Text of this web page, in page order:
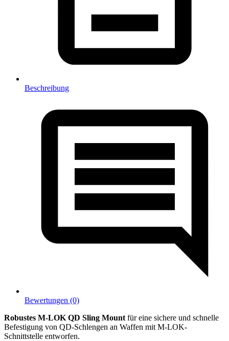
Beschreibung
Bewertungen (0)
Robustes M-LOK QD Sling Mount für eine sichere und schnelle
Befestigung von QD-Schlengen an Waffen mit M-LOK-
Schnittstelle entworfen.